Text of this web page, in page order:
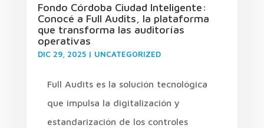
Fondo Córdoba Ciudad Inteligente:
Conocé a Full Audits, la plataforma
que transforma las auditorías
operativas
DIC 29, 2025| UNCATEGORIZED
Full Audits es la solución tecnológica
que impulsa la digitalización y
estandarización de los controles